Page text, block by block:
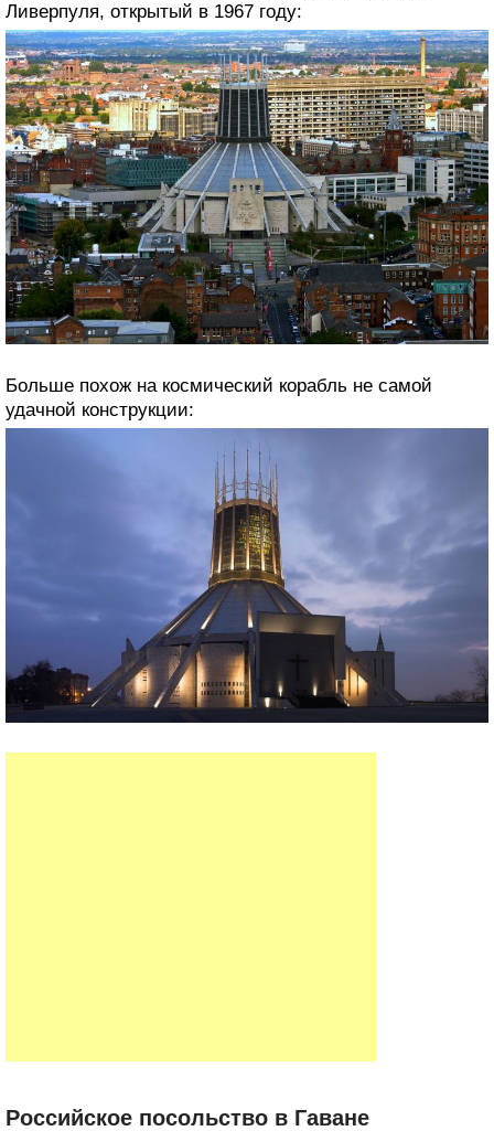
Ливерпуля, открытый в 1967 году:
Больше похож на космический корабль не самой
удачной конструкции:
Российское посольство в Гаване